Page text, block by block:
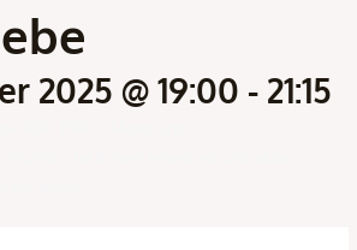
2025 @ 19:00 - 21:15